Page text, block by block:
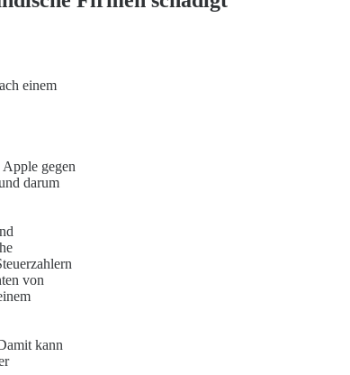
einem
gegen
darum
von
kann